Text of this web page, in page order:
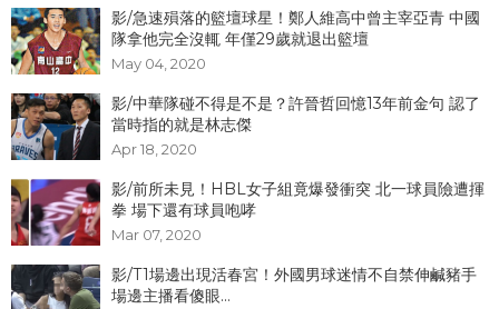
影/急速殞落的籃壇球星！鄭人維高中曾主宰亞青 中國
隊拿他完全沒輒 年僅29歲就退出籃壇
May 04, 2020
影/中華隊碰不得是不是？許晉哲回憶13年前金句 認了
當時指的就是林志傑
Apr 18, 2020
影/前所未見！HBL女子組竟爆發衝突 北一球員險遭揮
拳 場下還有球員咆哮
Mar 07, 2020
影/T1場邊出現活春宮！外國男球迷情不自禁伸鹹豬手
場邊主播看傻眼...